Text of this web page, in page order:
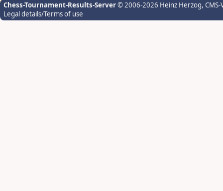
Chess-Tournament-Results-Server© 2006-2026 Heinz Herzog,
Legal details/Terms of use